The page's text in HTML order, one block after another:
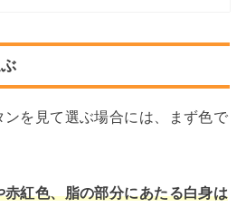
ンを見て選ぶ場合には、まず色で
紅色、脂の部分にあたる白身は